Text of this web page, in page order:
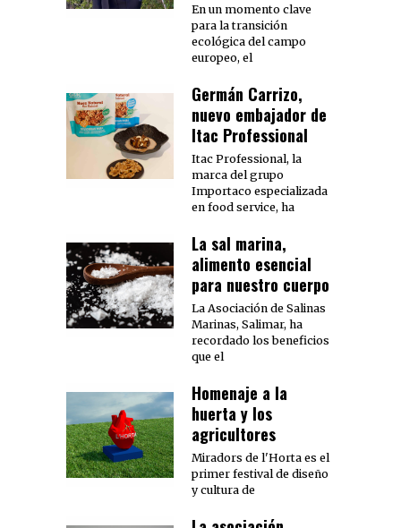
En un momento clave
para la transición
ecológica del campo
europeo, el
Germán Carrizo,
nuevo embajador de
Itac Professional
Itac Professional, la
marca del grupo
Importaco especializada
en food service, ha
La sal marina,
alimento esencial
para nuestro cuerpo
La Asociación de Salinas
Marinas, Salimar, ha
recordado los beneficios
que el
Homenaje a la
huerta y los
agricultores
Miradors de l'Horta es el
primer festival de diseño
y cultura de